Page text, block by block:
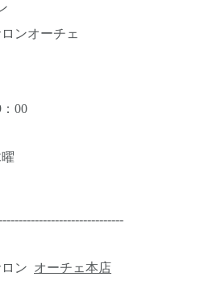
ンオーチェ
00
ン オーチェ本店